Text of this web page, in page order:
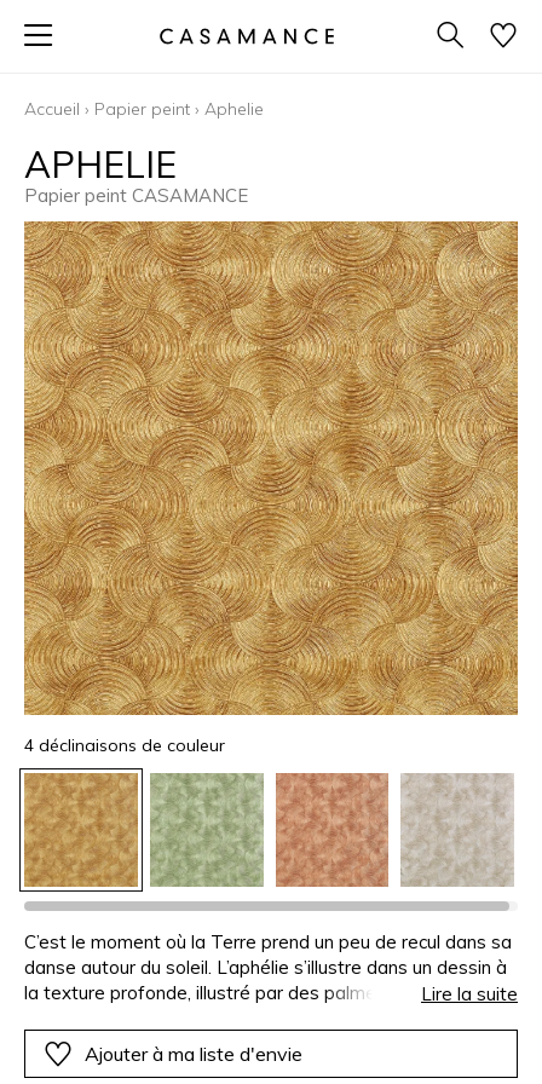
Accueil › Papier peint › Aphelie
APHELIE
Papier peint CASAMANCE
4 déclinaisons de couleur
C’est le moment où la Terre prend un peu de recul dans sa
danse autour du soleil. L’aphélie s’illustre dans un dessin à
la texture profonde, illustré par des palmettes arrondies
proposée sur une base à la feuille dorée, argentée ou
cuivrée sur laquelle un dessin à l’aspect patiné révèle la
Lire la suite
Ajouter à ma liste d'envie